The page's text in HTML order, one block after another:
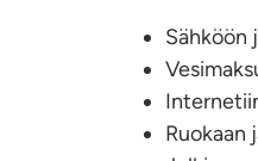
Sähköön
Ruokaan